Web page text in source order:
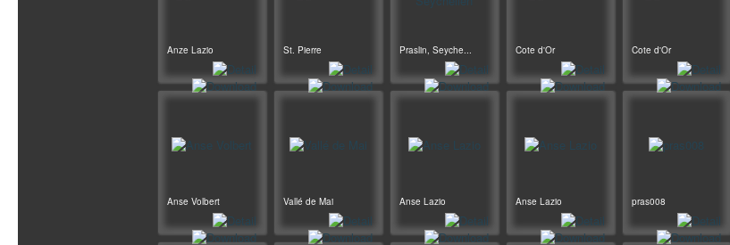
Anze Lazio St. Pierre Praslin, Seyche... Cote d'Or Cote d'Or
Anse Volbert Vallé de Mai Anse Lazio Anse Lazio pras008